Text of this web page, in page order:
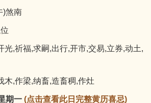
煞南
光,祈福,求嗣,出行,开市,交易,立券,动土,
木,作梁,纳畜,造畜稠,作灶
期一 (点击查看此日完整黄历喜忌)